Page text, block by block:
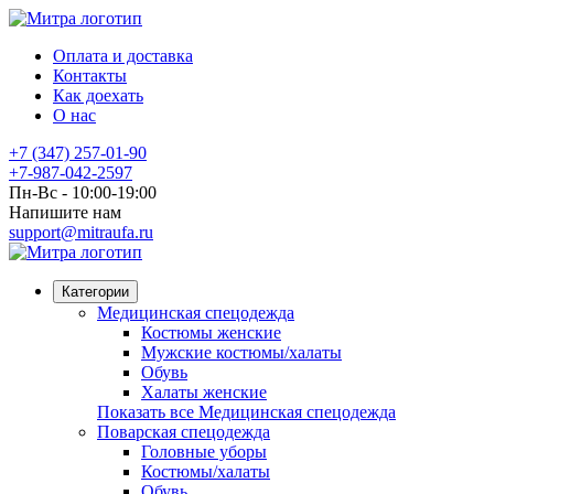
Оплата и доставка
Контакты
Как доехать
О нас
+7 (347) 257-01-90
+7-987-042-2597
Пн-Вс - 10:00-19:00
Напишите нам
support@mitraufa.ru
Категории
Медицинская спецодежда
Костюмы женские
Мужские костюмы/халаты
Обувь
Халаты женские
Показать все Медицинская спецодежда
Поварская спецодежда
Головные уборы
Костюмы/халаты